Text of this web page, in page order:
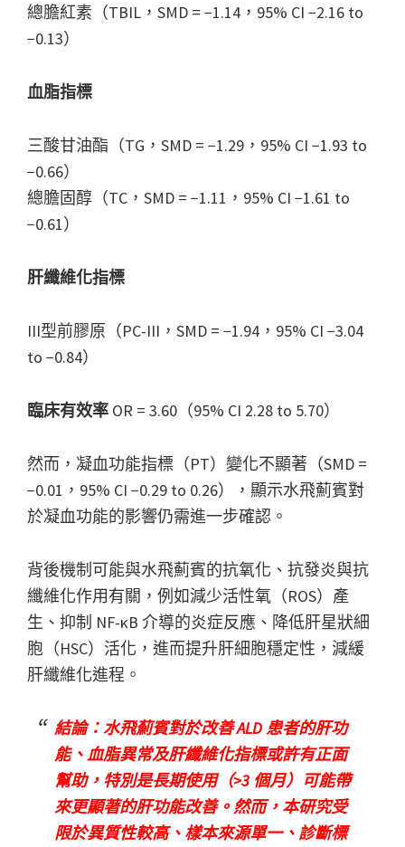
總膽紅素（TBIL，SMD = −1.14，95% CI −2.16 to
−0.13）
血脂指標
三酸甘油酯（TG，SMD = −1.29，95% CI −1.93 to
−0.66）
總膽固醇（TC，SMD = −1.11，95% CI −1.61 to
−0.61）
肝纖維化指標
III型前膠原（PC-III，SMD = −1.94，95% CI −3.04
to −0.84）
臨床有效率 OR = 3.60（95% CI 2.28 to 5.70）
然而，凝血功能指標（PT）變化不顯著（SMD =
−0.01，95% CI −0.29 to 0.26），顯示水飛薊賓對
於凝血功能的影響仍需進一步確認。
背後機制可能與水飛薊賓的抗氧化、抗發炎與抗
纖維化作用有關，例如減少活性氧（ROS）產
生、抑制 NF-κB 介導的炎症反應、降低肝星狀細
胞（HSC）活化，進而提升肝細胞穩定性，減緩
肝纖維化進程。
結論：水飛薊賓對於改善 ALD 患者的肝功
能、血脂異常及肝纖維化指標或許有正面
幫助，特別是長期使用（>3 個月）可能帶
來更顯著的肝功能改善。然而，本研究受
限於異質性較高、樣本來源單一、診斷標